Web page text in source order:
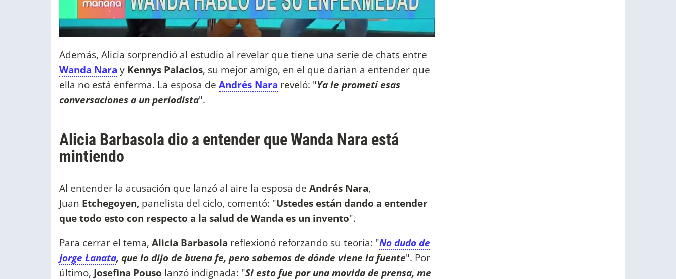
Además, Alicia sorprendió al estudio al revelar que tiene una serie de chats entre
Wanda Nara y Kennys Palacios, su mejor amigo, en el que darían a entender que
ella no está enferma. La esposa de Andrés Nara reveló: "Ya le prometí esas
conversaciones a un periodista".
Alicia Barbasola dio a entender que Wanda Nara está
mintiendo
Al entender la acusación que lanzó al aire la esposa de Andrés Nara,
Juan Etchegoyen, panelista del ciclo, comentó: "Ustedes están dando a entender
que todo esto con respecto a la salud de Wanda es un invento".
Para cerrar el tema, Alicia Barbasola reflexionó reforzando su teoría: "No dudo de
Jorge Lanata, que lo dijo de buena fe, pero sabemos de dónde viene la fuente". Por
último, Josefina Pouso lanzó indignada: "Si esto fue por una movida de prensa, me